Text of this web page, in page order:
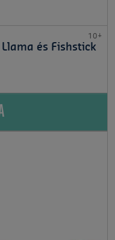
10+
és Fishstick